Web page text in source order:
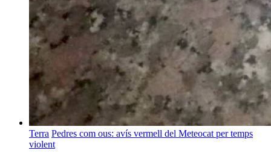
Terra Pedres com ous: avís vermell del Meteocat per temps
violent